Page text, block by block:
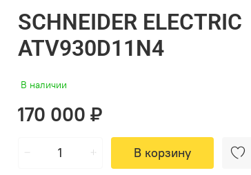
SCHNEIDER ELECTRIC
ATV930D11N4
В наличии
170 000 ₽
В корзину